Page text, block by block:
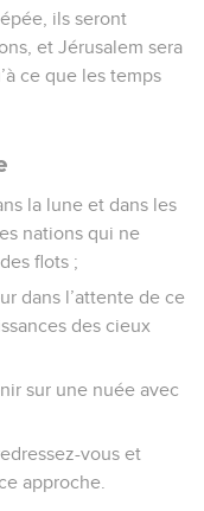
ils seront
et Jérusalem sera
ce que les temps
la lune et dans les
nations qui ne
flots ;
dans l’attente de ce
des cieux
sur une nuée avec
vous et
approche.